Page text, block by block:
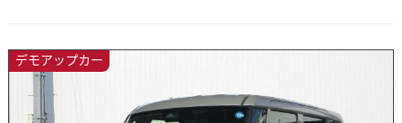
デモアップカー